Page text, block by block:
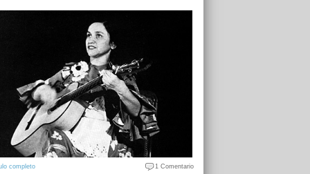
completo 1 Comentario